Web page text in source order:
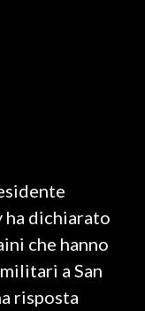
ha dichiarato
che hanno
a San
risposta